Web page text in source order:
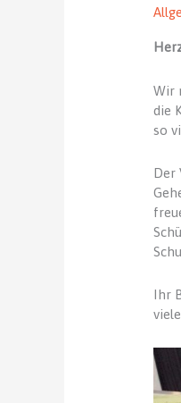
Wir
die
so
Der
Ihr